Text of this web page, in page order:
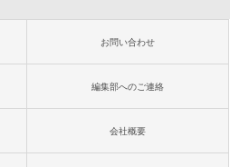
お問い合わせ
編集部へのご連絡
会社概要